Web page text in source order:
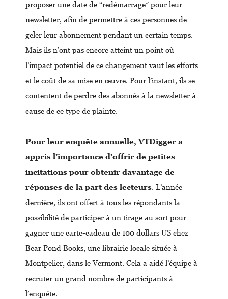
proposer une date de “redémarrage” pour leur
newsletter, afin de permettre à ces personnes de
geler leur abonnement pendant un certain temps.
Mais ils n’ont pas encore atteint un point où
l’impact potentiel de ce changement vaut les efforts
et le coût de sa mise en œuvre. Pour l’instant, ils se
contentent de perdre des abonnés à la newsletter à
cause de ce type de plainte.
Pour leur enquête annuelle, VTDigger a
appris l’importance d’offrir de petites
incitations pour obtenir davantage de
réponses de la part des lecteurs. L’année
dernière, ils ont offert à tous les répondants la
possibilité de participer à un tirage au sort pour
gagner une carte-cadeau de 100 dollars US chez
Bear Pond Books, une librairie locale située à
Montpelier, dans le Vermont. Cela a aidé l’équipe à
recruter un grand nombre de participants à
l’enquête.